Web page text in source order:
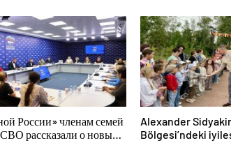
programlarının
öneriler hazırladı
России» членам семей
рассказали о новых
Alexander
Bölgesi’ndeki